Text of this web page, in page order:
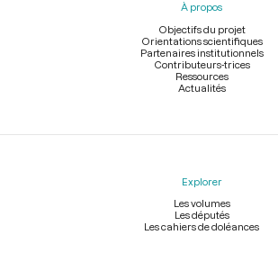
À propos
Objectifs du projet
Orientations scientifiques
Partenaires institutionnels
Contributeurs-trices
Ressources
Actualités
Explorer
Les volumes
Les députés
Les cahiers de doléances